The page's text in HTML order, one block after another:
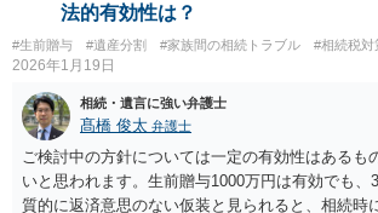
法的有効性は？
#生前贈与 #遺産分割 #家族間の相続トラブル #相続税対
2026年1月19日
相続・遺言に強い弁護士
髙橋 俊太 弁護士
ご検討中の方針については一定の有効性はあるも
いと思われます。生前贈与1000万円は有効でも、
質的に返済意思のない仮装と見られると、相続時